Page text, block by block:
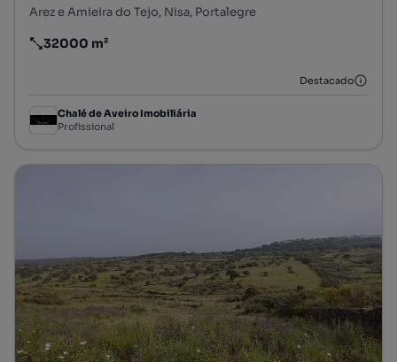
Arez e Amieira do Tejo, Nisa, Portalegre
Preço por metro quadrado
32000 m²
Destacado
Chalé de Aveiro Imobiliária
Profissional